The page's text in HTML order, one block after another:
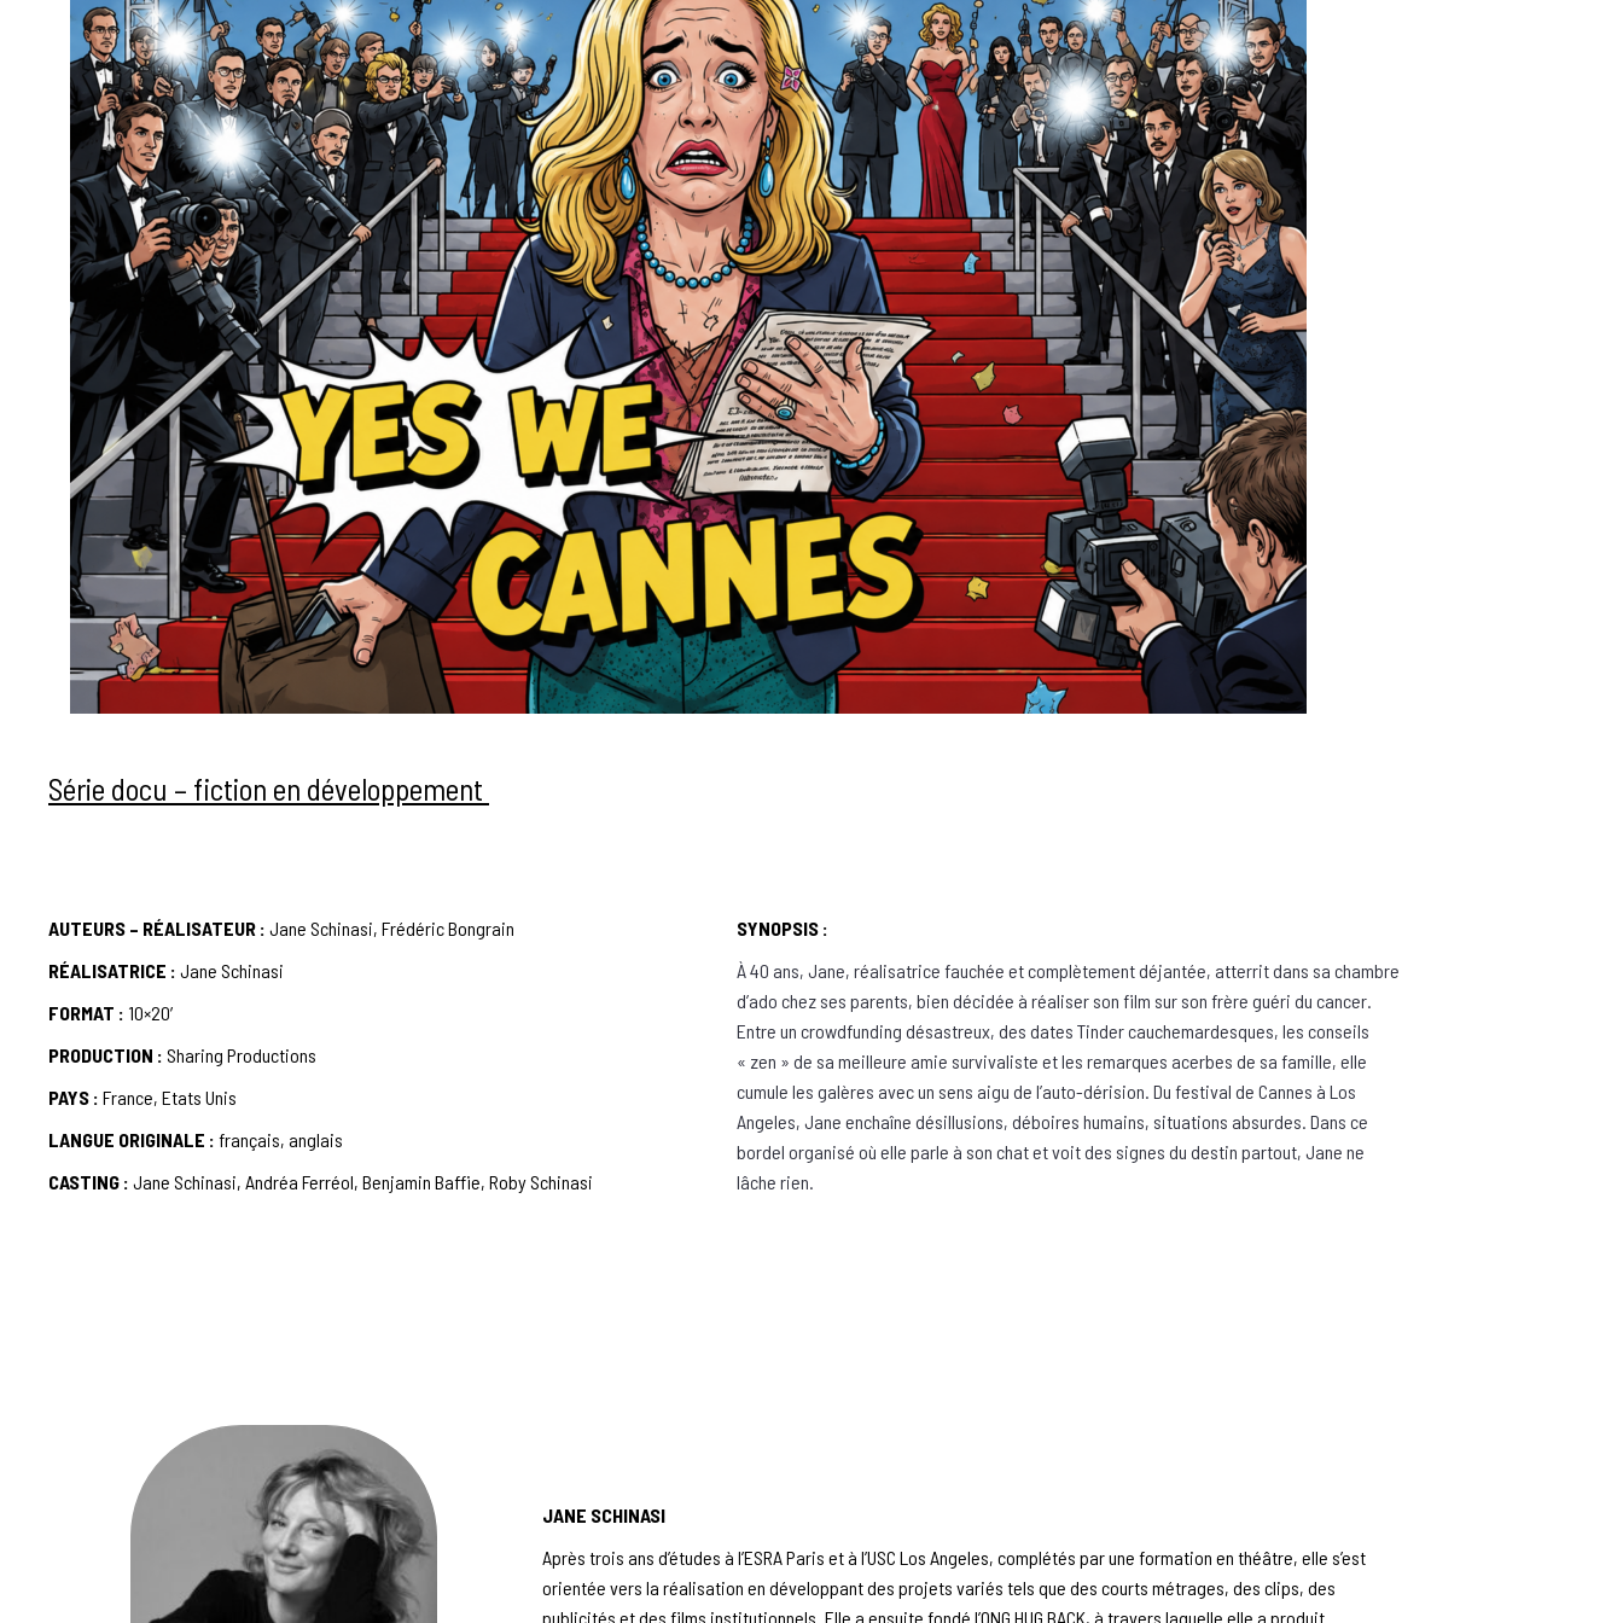
Série docu – fiction en développement
AUTEURS – RÉALISATEUR : Jane Schinasi, Frédéric Bongrain
RÉALISATRICE : Jane Schinasi
FORMAT : 10×20′
PRODUCTION : Sharing Productions
PAYS : France, Etats Unis
LANGUE ORIGINALE : français, anglais
CASTING : Jane Schinasi, Andréa Ferréol, Benjamin Baffie, Roby Schinasi
SYNOPSIS :
À 40 ans, Jane, réalisatrice fauchée et complètement déjantée, atterrit dans sa chambre
d’ado chez ses parents, bien décidée à réaliser son film sur son frère guéri du cancer.
Entre un crowdfunding désastreux, des dates Tinder cauchemardesques, les conseils
« zen » de sa meilleure amie survivaliste et les remarques acerbes de sa famille, elle
cumule les galères avec un sens aigu de l’auto-dérision. Du festival de Cannes à Los
Angeles, Jane enchaîne désillusions, déboires humains, situations absurdes. Dans ce
bordel organisé où elle parle à son chat et voit des signes du destin partout, Jane ne
lâche rien.
JANE SCHINASI
Après trois ans d’études à l’ESRA Paris et à l’USC Los Angeles, complétés par une formation en théâtre, elle s’est
orientée vers la réalisation en développant des projets variés tels que des courts métrages, des clips, des
publicités et des films institutionnels. Elle a ensuite fondé l’ONG HUG BACK, à travers laquelle elle a produit